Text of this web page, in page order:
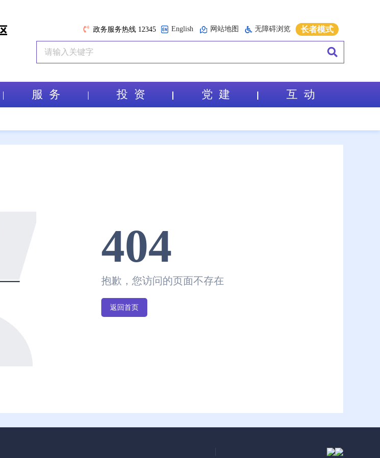
政务服务热线 12345 English 网站地图 无障碍浏览 长者模式
服 务 投 资 党 建 互 动
404
抱歉，您访问的页面不存在
返回首页